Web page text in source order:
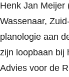
Henk Jan Meijer
Wassenaar,
planologie aan
zijn loopbaan bij
Advies voor de